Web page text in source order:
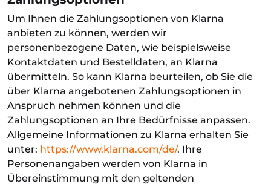
Um Ihnen die Zahlungsoptionen von Klarna
anbieten zu können, werden wir
personenbezogene Daten, wie beispielsweise
Kontaktdaten und Bestelldaten, an Klarna
übermitteln. So kann Klarna beurteilen, ob Sie die
über Klarna angebotenen Zahlungsoptionen in
Anspruch nehmen können und die
Zahlungsoptionen an Ihre Bedürfnisse anpassen.
Allgemeine Informationen zu Klarna erhalten Sie
unter: https://www.klarna.com/de/. Ihre
Personenangaben werden von Klarna in
Übereinstimmung mit den geltenden